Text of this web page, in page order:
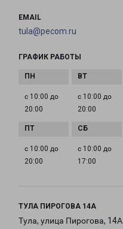
EMAIL
tula@pecom.ru
ГРАФИК РАБОТЫ
с 10:00 до
20:00
с 10:00 до
20:00
с 10:00 до
20:00
с 10:00 до
17:00
ТУЛА ПИРОГОВА 14А
Тула, улица Пирогова, 14А